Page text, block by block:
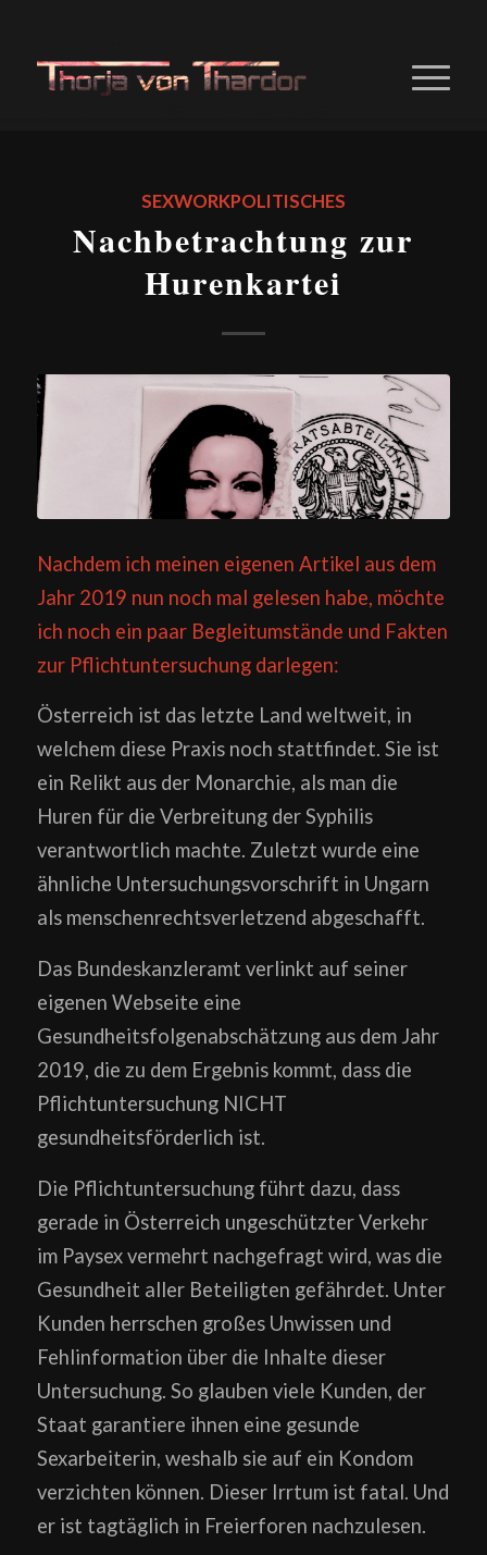
SEXWORKPOLITISCHES
Nachbetrachtung zur
Hurenkartei
Nachdem ich meinen eigenen Artikel aus dem
Jahr 2019 nun noch mal gelesen habe, möchte
ich noch ein paar Begleitumstände und Fakten
zur Pflichtuntersuchung darlegen:
Österreich ist das letzte Land weltweit, in
welchem diese Praxis noch stattfindet. Sie ist
ein Relikt aus der Monarchie, als man die
Huren für die Verbreitung der Syphilis
verantwortlich machte. Zuletzt wurde eine
ähnliche Untersuchungsvorschrift in Ungarn
als menschenrechtsverletzend abgeschafft.
Das Bundeskanzleramt verlinkt auf seiner
eigenen Webseite eine
Gesundheitsfolgenabschätzung aus dem Jahr
2019, die zu dem Ergebnis kommt, dass die
Pflichtuntersuchung NICHT
gesundheitsförderlich ist.
Die Pflichtuntersuchung führt dazu, dass
gerade in Österreich ungeschützter Verkehr
im Paysex vermehrt nachgefragt wird, was die
Gesundheit aller Beteiligten gefährdet. Unter
Kunden herrschen großes Unwissen und
Fehlinformation über die Inhalte dieser
Untersuchung. So glauben viele Kunden, der
Staat garantiere ihnen eine gesunde
Sexarbeiterin, weshalb sie auf ein Kondom
verzichten können. Dieser Irrtum ist fatal. Und
er ist tagtäglich in Freierforen nachzulesen.